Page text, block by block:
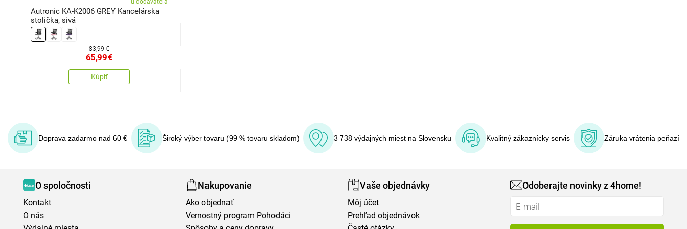
u dodávateľa
Autronic KA-K2006 GREY Kancelárska
stolička, sivá
83,99 €
65,99€
Kúpiť
Doprava zadarmo nad 60 € Široký výber tovaru (99 % tovaru skladom) 3 738 výdajných miest na Slovensku Kvalitný zákaznícky servis Záruka vrátenia peňazí
O spoločnosti
Kontakt
O nás
Nakupovanie
Ako objednať
Vernostný program Pohodáci
Vaše objednávky
Môj účet
Prehľad objednávok
Odoberajte novinky z 4home!